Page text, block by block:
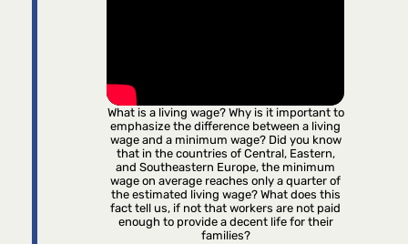
What is a living wage? Why is it important to
emphasize the difference between a living
wage and a minimum wage? Did you know
that in the countries of Central, Eastern,
and Southeastern Europe, the minimum
wage on average reaches only a quarter of
the estimated living wage? What does this
fact tell us, if not that workers are not paid
enough to provide a decent life for their
families?